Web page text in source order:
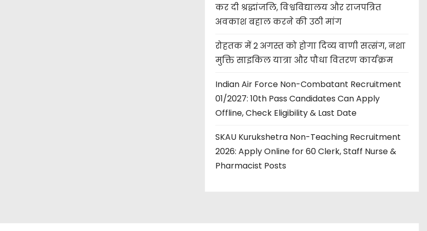
कर दी श्रद्धांजलि, विश्वविद्यालय और राजपत्रित
अवकाश बहाल करने की उठी मांग
रोहतक में 2 अगस्त को होगा दिव्य वाणी सत्संग, नशा
मुक्ति साइकिल यात्रा और पौधा वितरण कार्यक्रम
Indian Air Force Non-Combatant Recruitment
01/2027: 10th Pass Candidates Can Apply
Offline, Check Eligibility & Last Date
SKAU Kurukshetra Non-Teaching Recruitment
2026: Apply Online for 60 Clerk, Staff Nurse &
Pharmacist Posts